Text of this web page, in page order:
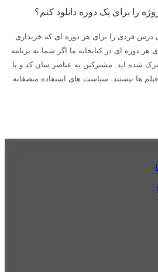
را برای یک دوره دانلود کنم؟
درس فردی را برای هر دوره ای که خریداری
هر دوره ای در کتابخانه ما اگر شما به برنامه
شده اید. مشترکین به عناصر سان کد و یا
فیلم ها نیستند. سیاست های استفاده منصفانه